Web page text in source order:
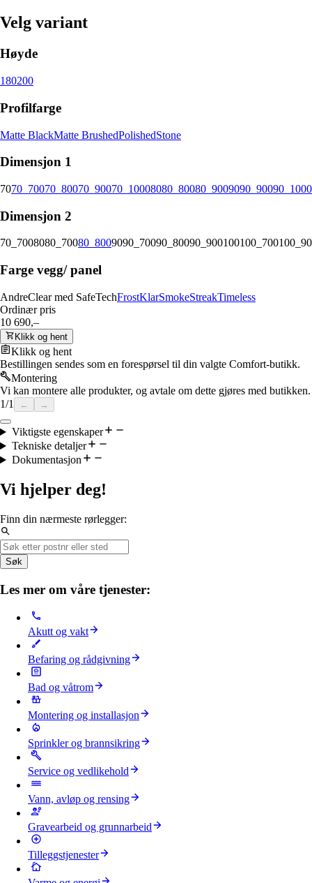
Velg variant
Høyde
180200
Profilfarge
Matte BlackMatte BrushedPolishedStone
Dimensjon 1
7070_70070_80070_90070_10008080_80080_9009090_90090_1000
Dimensjon 2
70_7008080_70080_8009090_70090_80090_900100100_700
Farge vegg/ panel
AndreClear med SafeTechFrostKlarSmokeStreakTimeless
Ordinær pris
10 690,–
Klikk og hent
Klikk og hent
Bestillingen sendes som en forespørsel til din valgte Comfort-butikk.
Montering
Vi kan montere alle produkter, og avtale om dette gjøres med butikken.
1/1 ← →
Viktigste egenskaper
Tekniske detaljer
Dokumentasjon
Vi hjelper deg!
Finn din nærmeste rørlegger:
Søk
Les mer om våre tjenester:
Akutt og vakt
Befaring og rådgivning
Bad og våtrom
Montering og installasjon
Sprinkler og brannsikring
Service og vedlikehold
Vann, avløp og rensing
Gravearbeid og grunnarbeid
Tilleggstjenester